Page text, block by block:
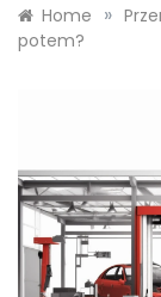
Home »
potem?